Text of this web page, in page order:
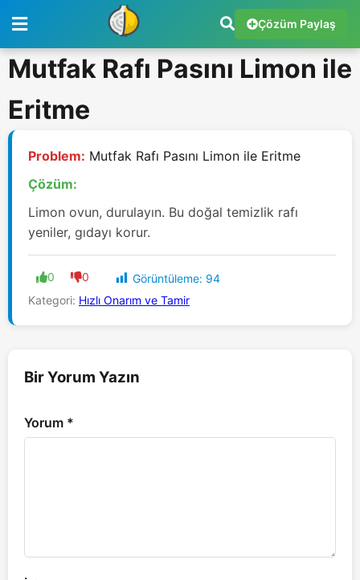
Çözüm Paylaş
Mutfak Rafı Pasını Limon ile
Eritme
Problem: Mutfak Rafı Pasını Limon ile Eritme
Çözüm:
Limon ovun, durulayın. Bu doğal temizlik rafı
yeniler, gıdayı korur.
0 0 Görüntüleme: 94
Kategori: Hızlı Onarım ve Tamir
Bir Yorum Yazın
Yorum *